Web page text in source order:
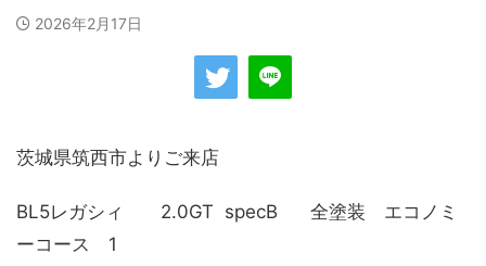
2026年2月17日
茨城県筑西市よりご来店
BL5レガシィ 2.0GT specB 全塗装 エコノミ
ーコース 1